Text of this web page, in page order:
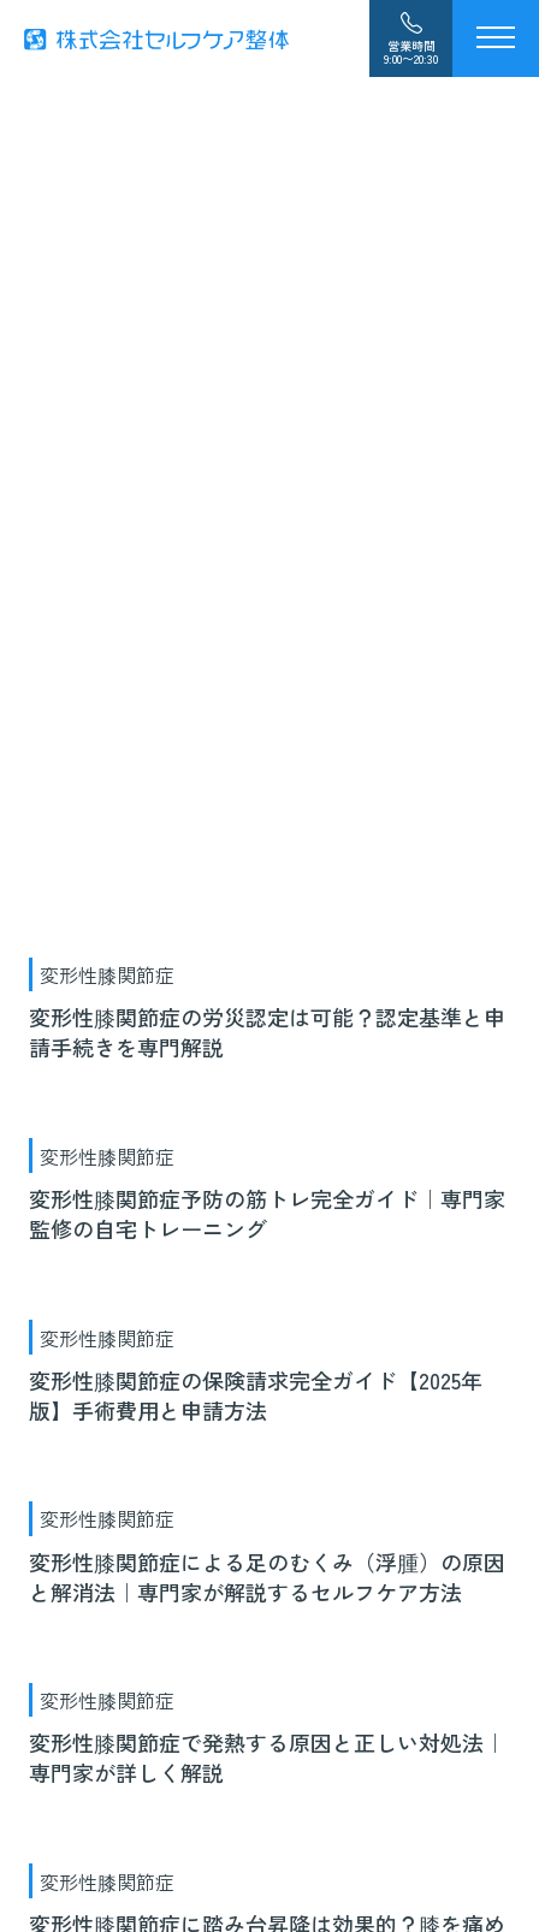
営業時間
9:00〜20:30
変形性膝関節症
変形性膝関節症の労災認定は可能？認定基準と申
請手続きを専門解説
変形性膝関節症
変形性膝関節症予防の筋トレ完全ガイド｜専門家
監修の自宅トレーニング
変形性膝関節症
変形性膝関節症の保険請求完全ガイド【2025年
版】手術費用と申請方法
変形性膝関節症
変形性膝関節症による足のむくみ（浮腫）の原因
と解消法｜専門家が解説するセルフケア方法
変形性膝関節症
変形性膝関節症で発熱する原因と正しい対処法｜
専門家が詳しく解説
変形性膝関節症
変形性膝関節症に踏み台昇降は効果的？膝を痛め